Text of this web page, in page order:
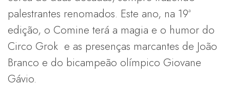
palestrantes renomados. Este ano, na 19ª
edição, o Comine terá a magia e o humor do
Circo Grok e as presenças marcantes de João
Branco e do bicampeão olímpico Giovane
Gávio.